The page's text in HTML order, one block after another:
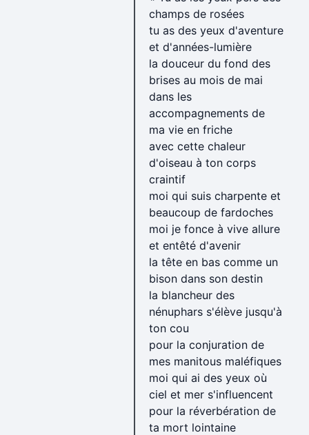
champs de rosées
tu as des yeux d'aventure
et d'années-lumière
la douceur du fond des
brises au mois de mai
dans les
accompagnements de
ma vie en friche
avec cette chaleur
d'oiseau à ton corps
craintif
moi qui suis charpente et
beaucoup de fardoches
moi je fonce à vive allure
et entêté d'avenir
la tête en bas comme un
bison dans son destin
la blancheur des
nénuphars s'élève jusqu'à
ton cou
pour la conjuration de
mes manitous maléfiques
moi qui ai des yeux où
ciel et mer s'influencent
pour la réverbération de
ta mort lointaine